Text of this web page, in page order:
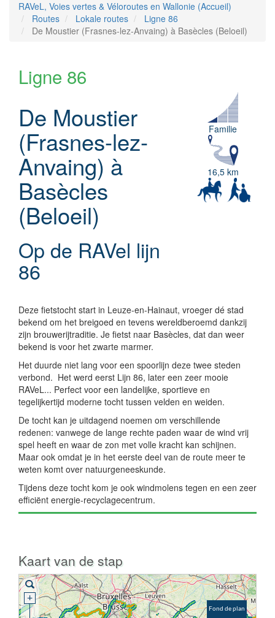
RAVeL, Voies vertes & Véloroutes en Wallonie (Accueil)
Routes
Lokale routes
Ligne 86
De Moustier (Frasnes-lez-Anvaing) à Basècles (Beloeil)
Ligne 86
De Moustier
(Frasnes-lez-
Anvaing) à
Basècles
(Beloeil)
Op de RAVel lijn
86
Familie
16,5 km
Deze fietstocht start in Leuze-en-Hainaut, vroeger dé stad
bekend om het breigoed en tevens wereldberoemd dankzij
zijn brouwerijtraditie. Je fietst naar Basècles, dat dan weer
bekend is voor het zwarte marmer.
Het duurde niet lang voor een spoorlijn deze twee steden
verbond. Het werd eerst Lijn 86, later een zeer mooie
RAVeL... Perfect voor een landelijke, sportieve en
tegelijkertijd moderne tocht tussen velden en weiden.
De tocht kan je uitdagend noemen om verschillende
redenen: vanwege de lange rechte paden waar de wind vrij
spel heeft en waar de zon met volle kracht kan schijnen.
Maar ook omdat je in het eerste deel van de route meer te
weten komt over natuurgeneeskunde.
Tijdens deze tocht kom je ook windmolens tegen en een zeer
efficiënt energie-recyclagecentrum.
Kaart van de stap